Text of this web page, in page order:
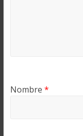
Nombre *